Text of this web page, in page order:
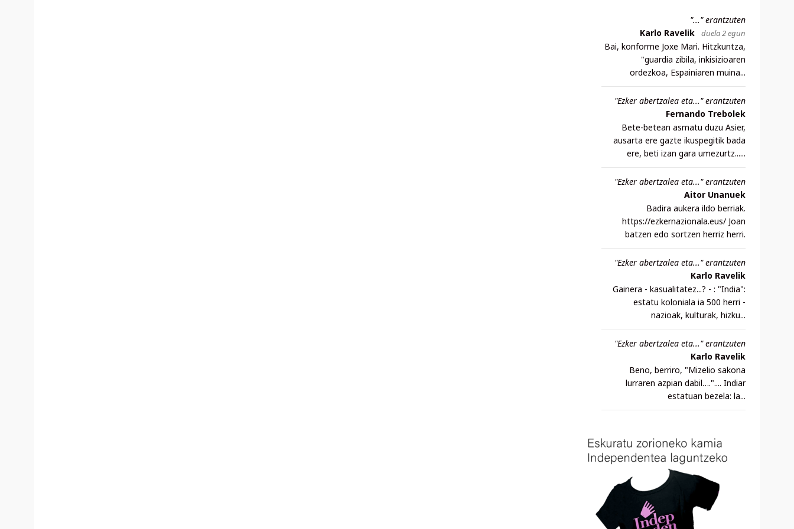
"..." erantzuten
Karlo Ravelik
duela 2 egun
Bai, konforme Joxe Mari. Hitzkuntza,
"guardia zibila, inkisizioaren
ordezkoa, Espainiaren muina...
"Ezker abertzalea eta..." erantzuten
Fernando Trebolek
Bete-betean asmatu duzu Asier,
ausarta ere gazte ikuspegitik bada
ere, beti izan gara umezurtz......
"Ezker abertzalea eta..." erantzuten
Aitor Unanuek
Badira aukera ildo berriak.
https://ezkernazionala.eus/ Joan
batzen edo sortzen herriz herri.
"Ezker abertzalea eta..." erantzuten
Karlo Ravelik
Gainera - kasualitatez...? - : "India":
estatu koloniala ia 500 herri -
nazioak, kulturak, hizku...
"Ezker abertzalea eta..." erantzuten
Karlo Ravelik
Beno, berriro, "Mizelio sakona
lurraren azpian dabil….".... Indiar
estatuan bezela: la...